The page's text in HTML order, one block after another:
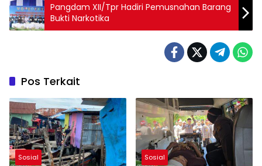
Pangdam XII/Tpr Hadiri Pemusnahan Barang
Bukti Narkotika
Pos Terkait
Sosial Sosial